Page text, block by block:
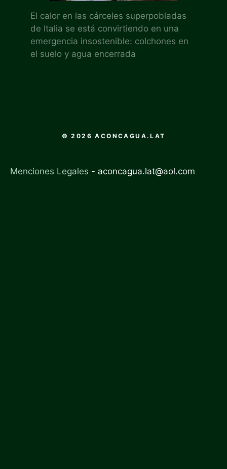
El calor en las cárceles superpobladas
de Italia se está convirtiendo en una
emergencia insostenible: colchones en
el suelo y agua encerrada
© 2026 ACONCAGUA.LAT
Menciones Legales - aconcagua.lat@aol.com